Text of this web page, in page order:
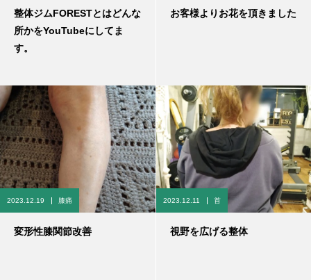
整体ジムFORESTとはどんな
所かをYouTubeにしてま
す。
お客様よりお花を頂きました
2023.12.19 膝痛
変形性膝関節改善
2023.12.11 首
視野を広げる整体